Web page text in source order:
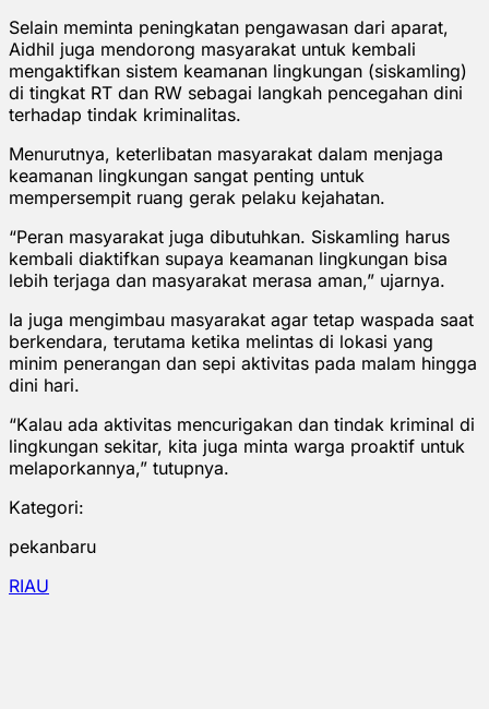
Selain meminta peningkatan pengawasan dari aparat,
Aidhil juga mendorong masyarakat untuk kembali
mengaktifkan sistem keamanan lingkungan (siskamling)
di tingkat RT dan RW sebagai langkah pencegahan dini
terhadap tindak kriminalitas.
Menurutnya, keterlibatan masyarakat dalam menjaga
keamanan lingkungan sangat penting untuk
mempersempit ruang gerak pelaku kejahatan.
“Peran masyarakat juga dibutuhkan. Siskamling harus
kembali diaktifkan supaya keamanan lingkungan bisa
lebih terjaga dan masyarakat merasa aman,” ujarnya.
Ia juga mengimbau masyarakat agar tetap waspada saat
berkendara, terutama ketika melintas di lokasi yang
minim penerangan dan sepi aktivitas pada malam hingga
dini hari.
“Kalau ada aktivitas mencurigakan dan tindak kriminal di
lingkungan sekitar, kita juga minta warga proaktif untuk
melaporkannya,” tutupnya.
Kategori:
pekanbaru
RIAU